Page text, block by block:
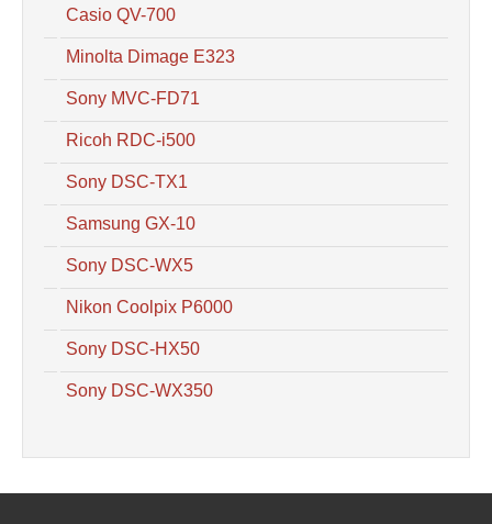
Casio QV-700
Minolta Dimage E323
Sony MVC-FD71
Ricoh RDC-i500
Sony DSC-TX1
Samsung GX-10
Sony DSC-WX5
Nikon Coolpix P6000
Sony DSC-HX50
Sony DSC-WX350